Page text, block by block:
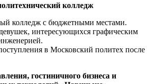
колледж
колледж с бюджетными местами.
интересующихся графическим
в Московский политех после
гостиничного бизнеса и